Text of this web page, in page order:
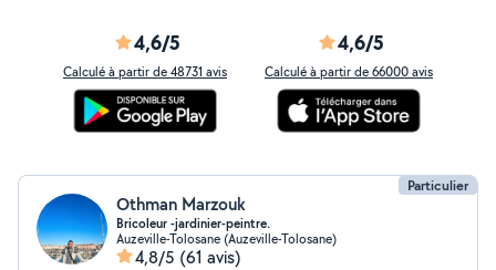
4,6/5
Calculé à partir de 48731 avis
4,6/5
Calculé à partir de 66000 avis
Particulier
Othman Marzouk
Bricoleur -jardinier-peintre.
Auzeville-Tolosane (Auzeville-Tolosane)
4,8/5 (61 avis)